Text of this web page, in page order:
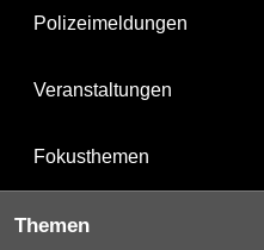
Polizeimeldungen
Veranstaltungen
Fokusthemen
Themen